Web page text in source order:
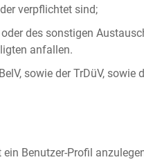
verpflichtet sind;
des sonstigen
anfallen.
sowie der TrDüV, sowie
Benutzer-Profil